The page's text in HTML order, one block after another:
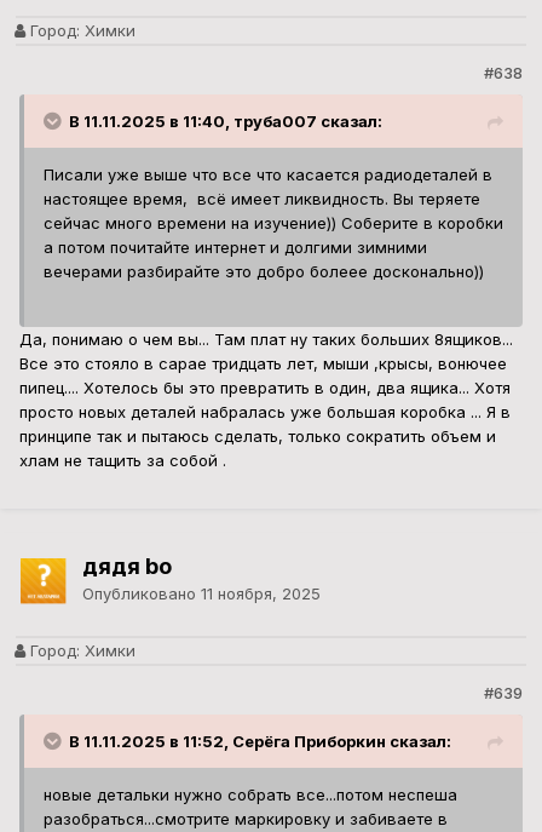
Город: Химки
#638
В 11.11.2025 в 11:40, труба007 сказал:
Писали уже выше что все что касается радиодеталей в
настоящее время, всё имеет ликвидность. Вы теряете
сейчас много времени на изучение)) Соберите в коробки
а потом почитайте интернет и долгими зимними
вечерами разбирайте это добро болеее досконально))
Да, понимаю о чем вы... Там плат ну таких больших 8ящиков...
Все это стояло в сарае тридцать лет, мыши ,крысы, вонючее
пипец.... Хотелось бы это превратить в один, два ящика... Хотя
просто новых деталей набралась уже большая коробка ... Я в
принципе так и пытаюсь сделать, только сократить объем и
хлам не тащить за собой .
дядя bo
Опубликовано 11 ноября, 2025
Город: Химки
#639
В 11.11.2025 в 11:52, Серёга Приборкин сказал:
новые детальки нужно собрать все...потом неспеша
разобраться...смотрите маркировку и забиваете в